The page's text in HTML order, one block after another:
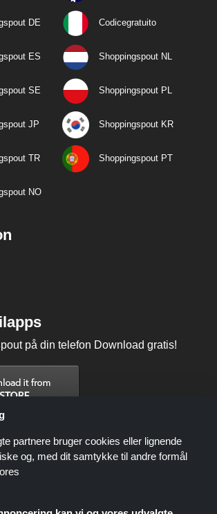
DE Codicegratuito
ES Shoppingspout NL
SE Shoppingspout PL
JP Shoppingspout KR
TR Shoppingspout PT
NO
på din telefon Download gratis!
partnere bruger cookies eller lignende
og, med dit samtykke til andre formål